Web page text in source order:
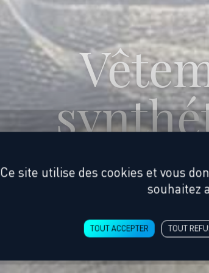
Ce site utilise des cookies et vous
souhaitez
TOUT ACCEPTER TOUT